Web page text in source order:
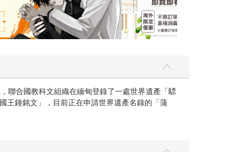
聯合國教科文組織在緬甸登錄了一處世界遺產「驃
王鐘銘文」，目前正在申請世界遺產名錄的「蒲